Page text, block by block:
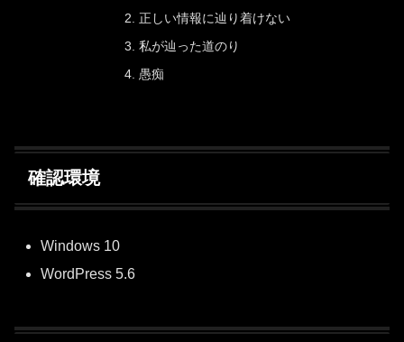
正しい情報に辿り着けない
私が辿った道のり
愚痴
確認環境
Windows 10
WordPress 5.6